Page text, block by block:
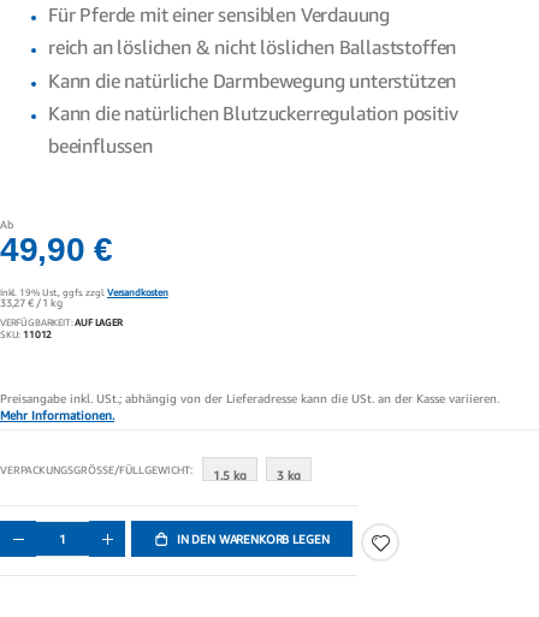
Für Pferde mit einer sensiblen Verdauung
reich an löslichen & nicht löslichen Ballaststoffen
Kann die natürliche Darmbewegung unterstützen
Kann die natürlichen Blutzuckerregulation positiv
beeinflussen
Ab
49,90 €
Inkl. 19% Ust.,ggfs. zzgl. Versandkosten
33,27 €/ 1 kg
VERFÜGBARKEIT:AUF LAGER
SKU 11012
Preisangabe inkl. USt.; abhängig von der Lieferadresse kann die USt. an der Kasse variieren.
Mehr Informationen.
VERPACKUNGSGRÖSSE/FÜLLGEWICHT 1.5 kg 3 kg
IN DEN WARENKORB LEGEN